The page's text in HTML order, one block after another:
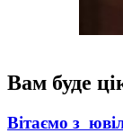
Вам буде
Вітаємо з